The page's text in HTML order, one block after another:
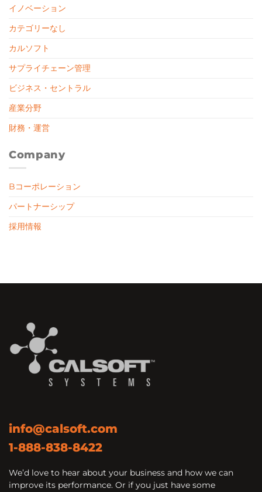
イノベーション
カテゴリーなし
カルソフト
サプライチェーン管理
ビジネス・セントラル
産業分野
財務・運営
Company
Bコーポレーション
パートナーシップ
採用情報
info@calsoft.com
1-888-838-8422
We’d love to hear about your business and how we can
improve its performance. Or if you just have some